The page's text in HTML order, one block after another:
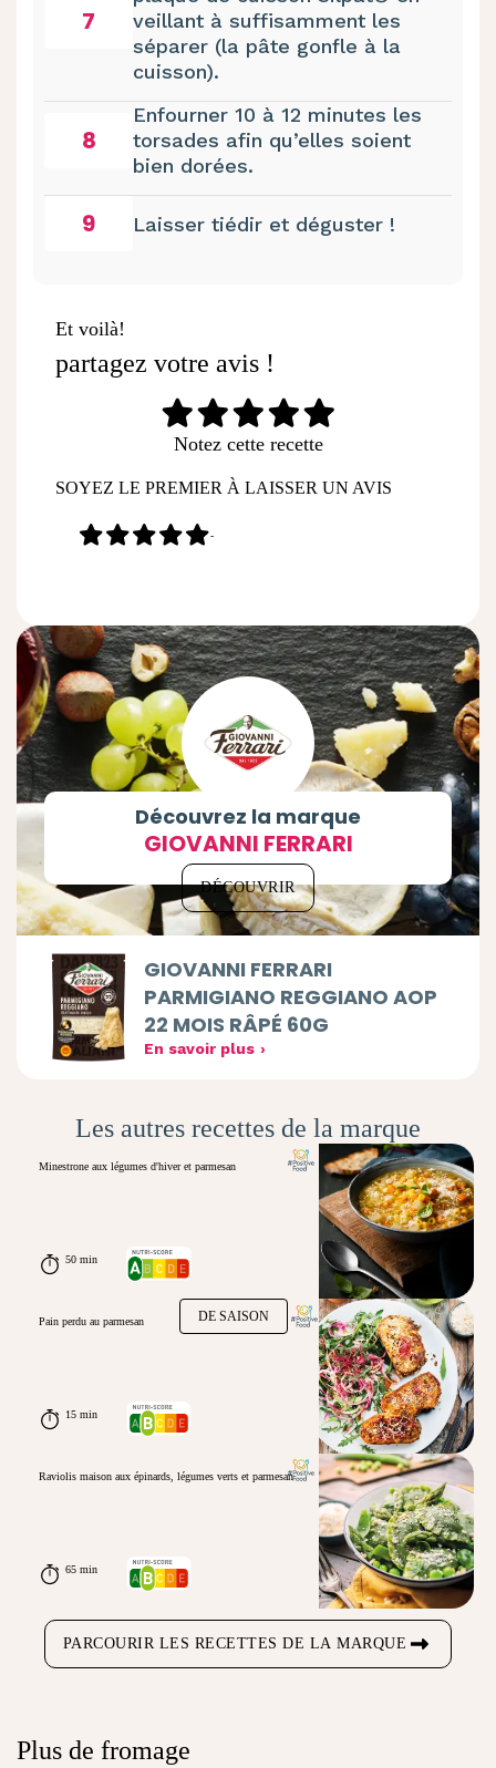
7
veillant à suffisamment les
séparer (la pâte gonfle à la
cuisson).
8
Enfourner 10 à 12 minutes les
torsades afin qu’elles soient
bien dorées.
9 Laisser tiédir et déguster !
Et voilà!
partagez votre avis !
Notez cette recette
SOYEZ LE PREMIER À LAISSER UN AVIS
-
Découvrez la marque
GIOVANNI FERRARI
DÉCOUVRIR
GIOVANNI FERRARI
PARMIGIANO REGGIANO AOP
22 MOIS RÂPÉ 60G
En savoir plus
Les autres recettes de la marque
Minestrone aux légumes d'hiver et parmesan
50 min
DE SAISON
Pain perdu au parmesan
15 min
Raviolis maison aux épinards, légumes verts et parmesan
65 min
PARCOURIR LES RECETTES DE LA MARQUE
Plus de fromage